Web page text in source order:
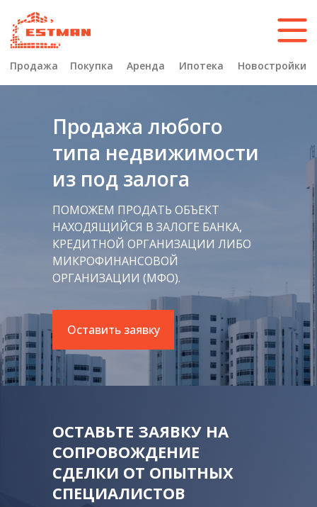
Продажа Покупка
Оставить заявку
Продажа любого
типа недвижимости
из под залога
ПОМОЖЕМ ПРОДАТЬ ОБЪЕКТ
НАХОДЯЩИЙСЯ В ЗАЛОГЕ БАНКА,
КРЕДИТНОЙ ОРГАНИЗАЦИИ ЛИБО
МИКРОФИНАНСОВОЙ
ОРГАНИЗАЦИИ (МФО).
ОСТАВЬТЕ ЗАЯВКУ НА
СОПРОВОЖДЕНИЕ
СДЕЛКИ ОТ ОПЫТНЫХ
СПЕЦИАЛИСТОВ